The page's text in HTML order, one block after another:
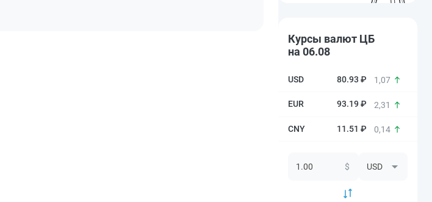
Курсы валют ЦБ
на 06.08
80.93 ₽ 1,07
93.19 ₽ 2,31
11.51 ₽ 0,14
$